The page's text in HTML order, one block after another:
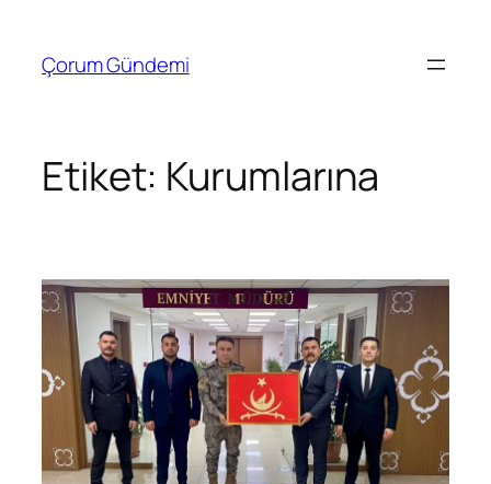
Çorum Gündemi
Etiket: Kurumlarına